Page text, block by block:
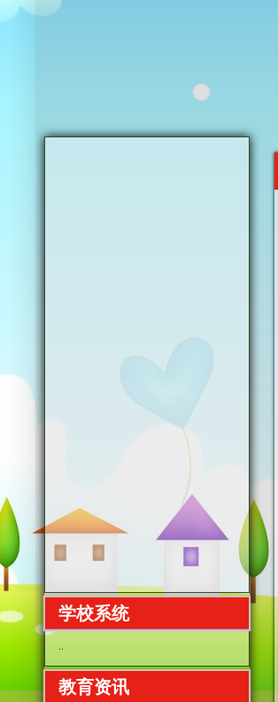
学校系统
..
教育资讯